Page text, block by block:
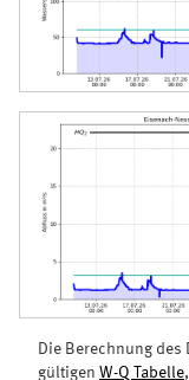
Die Berechnung
gültigen W-Q Tabelle